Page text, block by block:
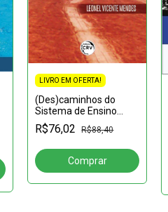
LIVRO EM OFERTA!
(Des)caminhos do
Sistema de Ensino
Guineense: avanços,
recuos e perspectivas
R$76,02 R$88,40